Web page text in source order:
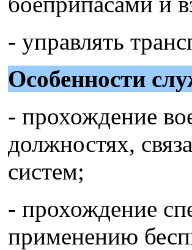
- управлять
Особенности
- прохождение
должностях,
систем;
- прохождение
применению